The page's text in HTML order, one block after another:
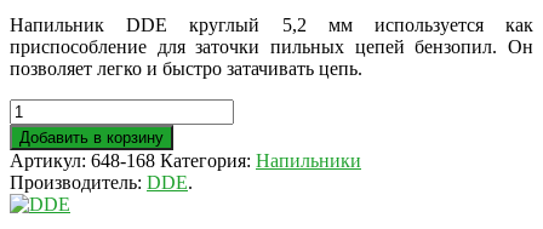
Напильник DDE круглый 5,2 мм используется как
приспособление для заточки пильных цепей бензопил. Он
позволяет легко и быстро затачивать цепь.
Добавить в корзину
Артикул: 648-168 Категория: Напильники
Производитель: DDE.